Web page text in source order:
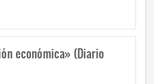
económica» (Diario